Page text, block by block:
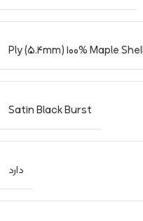
Satin Black Burst
دارد